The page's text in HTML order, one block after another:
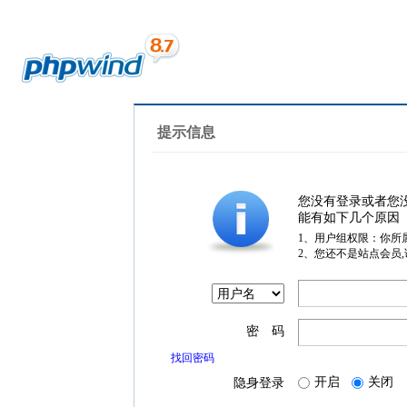
提示信息
您没有登录或者您
能有如下几个原因
1、用户组权限：你所
2、您还不是站点会员
密 码
找回密码
隐身登录 开启 关闭